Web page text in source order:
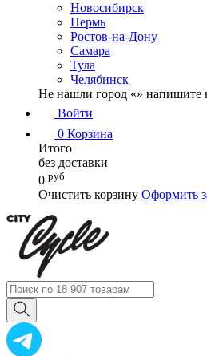
Новосибирск
Пермь
Ростов-на-Дону
Самара
Тула
Челябинск
Не нашли город «» напишите
Войти
0 Корзина
Итого
без доставки
0 руб
Очистить корзину Оформить